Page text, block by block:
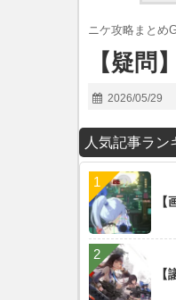
ニケ攻略まとめ
【疑問
2026/05/29
人気記事ラン